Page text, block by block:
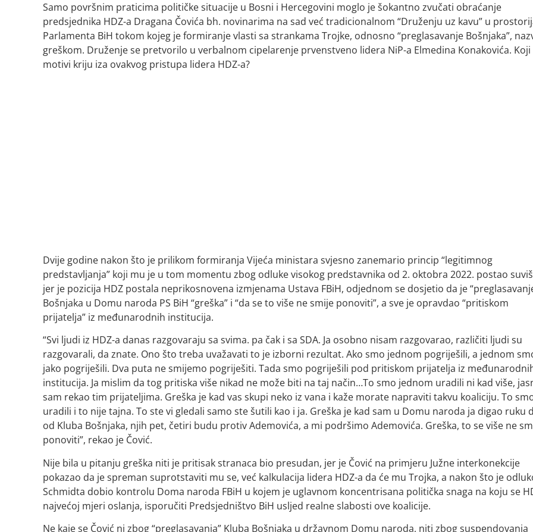
Samo površnim praticima političke situacije u Bosni i Hercegovini moglo je šokantno zvučati obraćanje
predsjednika HDZ-a Dragana Čovića bh. novinarima na sad već tradicionalnom “Druženju uz kavu” u
Parlamenta BiH tokom kojeg je formiranje vlasti sa strankama Trojke, odnosno “preglasavanje Bošnjaka”,
greškom. Druženje se pretvorilo u verbalnom cipelarenje prvenstveno lidera NiP-a Elmedina Konakovića. Koji
motivi kriju iza ovakvog pristupa lidera HDZ-a?
Dvije godine nakon što je prilikom formiranja Vijeća ministara svjesno zanemario princip “legitimnog
predstavljanja” koji mu je u tom momentu zbog odluke visokog predstavnika od 2. oktobra 2022. postao
jer je pozicija HDZ postala neprikosnovena izmjenama Ustava FBiH, odjednom se dosjetio da je
Bošnjaka u Domu naroda PS BiH “greška” i “da se to više ne smije ponoviti”, a sve je opravdao “pritiskom
prijatelja” iz međunarodnih institucija.
“Svi ljudi iz HDZ-a danas razgovaraju sa svima. pa čak i sa SDA. Ja osobno nisam razgovarao, različiti ljudi su
razgovarali, da znate. Ono što treba uvažavati to je izborni rezultat. Ako smo jednom pogriješili, a jednom
jako pogriješili. Dva puta ne smijemo pogriješiti. Tada smo pogriješili pod pritiskom prijatelja iz
institucija. Ja mislim da tog pritiska više nikad ne može biti na taj način…To smo jednom uradili ni kad više,
sam rekao tim prijateljima. Greška je kad vas skupi neko iz vana i kaže morate napraviti takvu koaliciju. To
uradili i to nije tajna. To ste vi gledali samo ste šutili kao i ja. Greška je kad sam u Domu naroda ja digao ruku
od Kluba Bošnjaka, njih pet, četiri budu protiv Ademovića, a mi podršimo Ademovića. Greška, to se više ne
ponoviti”, rekao je Čović.
Nije bila u pitanju greška niti je pritisak stranaca bio presudan, jer je Čović na primjeru Južne interkonekcije
pokazao da je spreman suprotstaviti mu se, već kalkulacija lidera HDZ-a da će mu Trojka, a nakon što je
Schmidta dobio kontrolu Doma naroda FBiH u kojem je uglavnom koncentrisana politička snaga na koju se
najvećoj mjeri oslanja, isporučiti Predsjedništvo BiH usljed realne slabosti ove koalicije.
Ne kaje se Čović ni zbog “preglasavanja” Kluba Bošnjaka u državnom Domu naroda, niti zbog suspendovanja